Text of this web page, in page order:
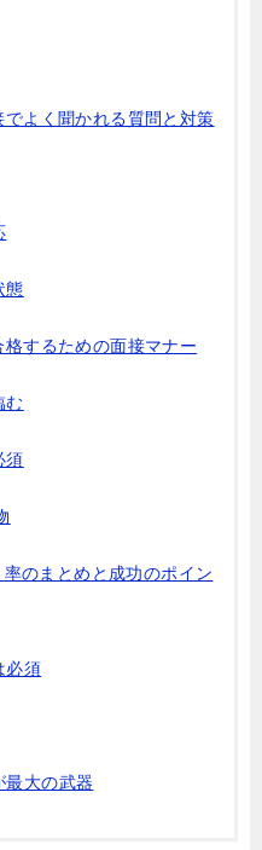
よく聞かれる質問と対策
態
するための面接マナー
む
須
のまとめと成功のポイン
必須
最大の武器